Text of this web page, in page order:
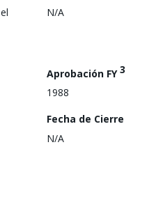
N/A
Aprobación FY3
1988
Fecha de Cierre
N/A